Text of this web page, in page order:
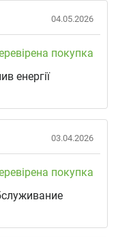
04.05.2026
покупка
енергії
03.04.2026
покупка